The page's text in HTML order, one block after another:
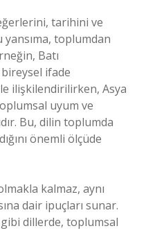
tarihini ve
yansıma, toplumdan
Batı
ifade
ilişkilendirilirken, Asya
uyum ve
Bu, dilin toplumda
önemli ölçüde
kalmaz, aynı
dair ipuçları sunar.
dillerde, toplumsal